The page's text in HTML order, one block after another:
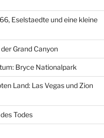
Eselstaedte und eine kleine
Grand Canyon
Bryce Nationalpark
Land: Las Vegas und Zion
Todes